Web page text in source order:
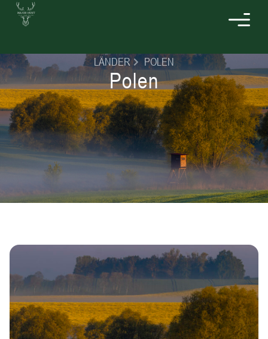
LÄNDER POLEN
Polen